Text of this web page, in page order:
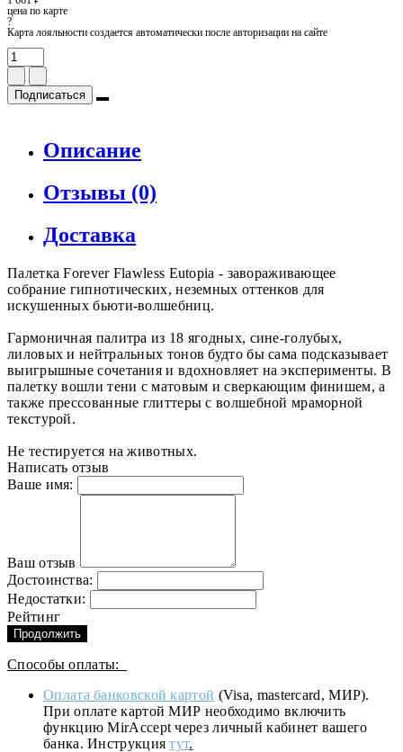
цена по карте
?
Карта лояльности создается автоматически после авторизации на сайте
Подписаться
Описание
Отзывы (0)
Доставка
Палетка Forever Flawless Eutopia - завораживающее
собрание гипнотических, неземных оттенков для
искушенных бьюти-волшебниц.
Гармоничная палитра из 18 ягодных, сине-голубых,
лиловых и нейтральных тонов будто бы сама подсказывает
выигрышные сочетания и вдохновляет на эксперименты. В
палетку вошли тени с матовым и сверкающим финишем, а
также прессованные глиттеры с волшебной мраморной
текстурой.
Не тестируется на животных.
Написать отзыв
Ваше имя:
Ваш отзыв
Достоинства:
Недостатки:
Рейтинг
Продолжить
Способы оплаты:
Оплата банковской картой (Visa, mastercard, МИР).
При оплате картой МИР необходимо включить
функцию MirAccept через личный кабинет вашего
банка. Инструкциятут.